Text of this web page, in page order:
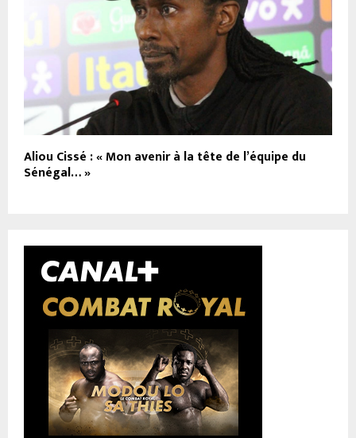
Aliou Cissé : « Mon avenir à la tête de l’équipe du
Sénégal… »